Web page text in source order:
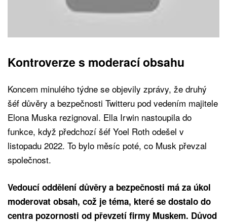
Kontroverze s moderací obsahu
Koncem minulého týdne se objevily zprávy, že druhý
šéf důvěry a bezpečnosti Twitteru pod vedením majitele
Elona Muska rezignoval. Ella Irwin nastoupila do
funkce, když předchozí šéf Yoel Roth odešel v
listopadu 2022. To bylo měsíc poté, co Musk převzal
společnost.
Vedoucí oddělení důvěry a bezpečnosti má za úkol
moderovat obsah, což je téma, které se dostalo do
centra pozornosti od převzetí firmy Muskem. Důvod